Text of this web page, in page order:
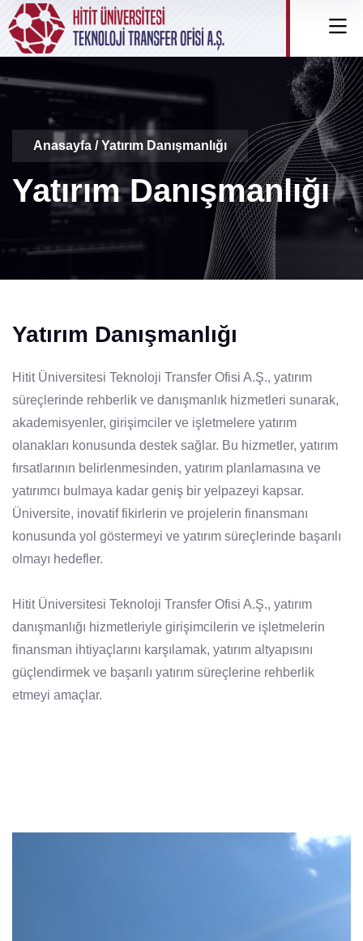
Anasayfa /Yatırım Danışmanlığı
Yatırım Danışmanlığı
Yatırım Danışmanlığı
Hitit Üniversitesi Teknoloji Transfer Ofisi A.Ş., yatırım
süreçlerinde rehberlik ve danışmanlık hizmetleri sunarak,
akademisyenler, girişimciler ve işletmelere yatırım
olanakları konusunda destek sağlar. Bu hizmetler, yatırım
fırsatlarının belirlenmesinden, yatırım planlamasına ve
yatırımcı bulmaya kadar geniş bir yelpazeyi kapsar.
Üniversite, inovatif fikirlerin ve projelerin finansmanı
konusunda yol göstermeyi ve yatırım süreçlerinde başarılı
olmayı hedefler.
Hitit Üniversitesi Teknoloji Transfer Ofisi A.Ş., yatırım
danışmanlığı hizmetleriyle girişimcilerin ve işletmelerin
finansman ihtiyaçlarını karşılamak, yatırım altyapısını
güçlendirmek ve başarılı yatırım süreçlerine rehberlik
etmeyi amaçlar.